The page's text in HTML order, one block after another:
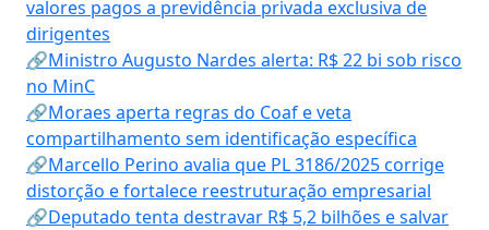
valores pagos a previdência privada exclusiva de
dirigentes
🔗Ministro Augusto Nardes alerta: R$ 22 bi sob risco
no MinC
🔗Moraes aperta regras do Coaf e veta
compartilhamento sem identificação específica
🔗Marcello Perino avalia que PL 3186/2025 corrige
distorção e fortalece reestruturação empresarial
🔗Deputado tenta destravar R$ 5,2 bilhões e salvar